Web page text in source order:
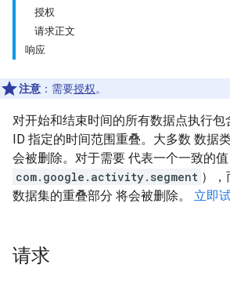
授权
请求正文
响应
注意 ：需要授权。
对开始和结束时间的所有数据点执行包
ID 指定的时间范围重叠。大多数 数据
会被删除。对于需要 代表一个一致的
com.google.activity.segment ）
数据集的重叠部分 将会被删除。 立即
请求